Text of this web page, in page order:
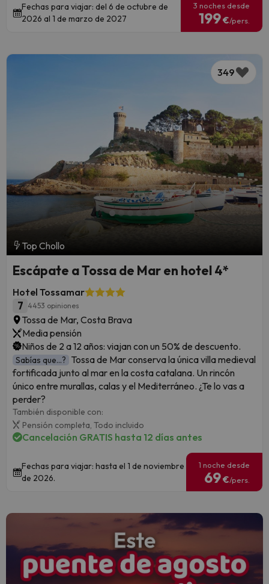
Fechas para viajar: del 6 de octubre de
2026 al 1 de marzo de 2027
3 noches desde
199€/pers.
349
Top Chollo
Escápate a Tossa de Mar en hotel 4*
Hotel Tossamar
7 4453 opiniones
Tossa de Mar, Costa Brava
Media pensión
Niños de 2 a 12 años: viajan con un 50% de descuento.
Sabías que...? Tossa de Mar conserva la única villa medieval
fortificada junto al mar en la costa catalana. Un rincón
único entre murallas, calas y el Mediterráneo. ¿Te lo vas a
perder?
También disponible con:
Pensión completa, Todo incluido
Cancelación GRATIS hasta 12 días antes
Fechas para viajar: hasta el 1 de noviembre
de 2026.
1 noche desde
69€/pers.